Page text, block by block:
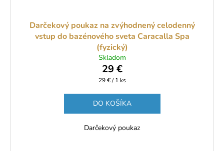
Darčekový poukaz na zvýhodnený celodenný
vstup do bazénového sveta Caracalla Spa
(fyzický)
Skladom
29 €
Jednotková
29 € / 1 ks
DO KOŠÍKA
Darčekový poukaz